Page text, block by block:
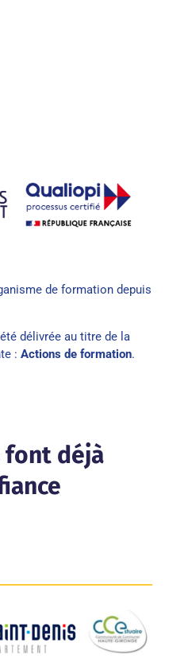
de formation depuis
délivrée au titre de la
: Actions de formation.
font déjà